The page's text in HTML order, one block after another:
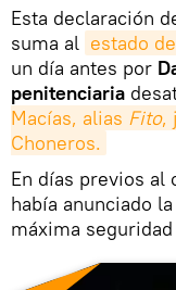
Esta declaración
suma al estado
un día antes por
penitenciaria
Macías, alias Fito,
Choneros.
En días previos al
había anunciado
máxima